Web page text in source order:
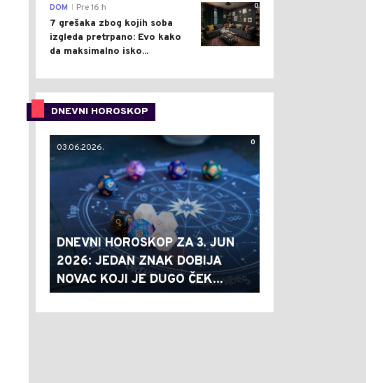
0
DOM Pre 16 h
7 grešaka zbog kojih soba
izgleda pretrpano: Evo kako
da maksimalno isko...
DNEVNI HOROSKOP
0
03.06.2026.
DNEVNI HOROSKOP ZA 3. JUN
2026: JEDAN ZNAK DOBIJA
NOVAC KOJI JE DUGO ČEK...